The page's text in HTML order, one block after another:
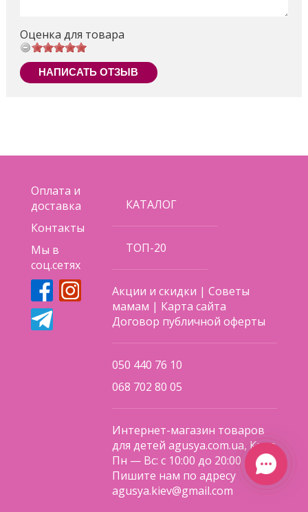
Оценка для товара
НАПИСАТЬ ОТЗЫВ
Оплата и
доставка
Контакты
Мы в
соц.сетях
КАТАЛОГ
ТОП-20
Акции и скидки |Советы
мамам | Карта сайта
Договор публичной оферты
050 440 76 10
068 702 80 05
Интернет-магазин товаров
для детей agusya.com.ua, Киев
Пн — Вс: с 10:00 до 20:00
Пишите нам по адресу
agusya.kiev@gmail.com